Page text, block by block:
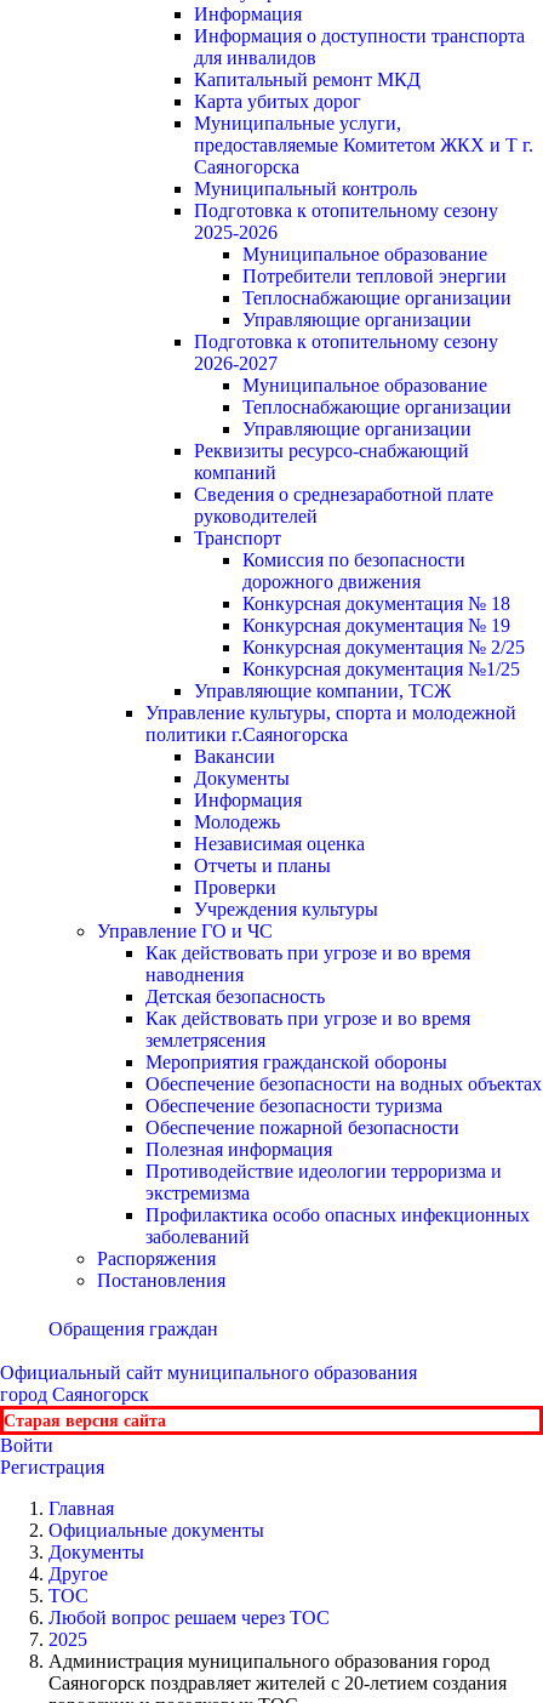
Информация
Информация о доступности транспорта
для инвалидов
Капитальный ремонт МКД
Карта убитых дорог
Муниципальные услуги,
предоставляемые Комитетом ЖКХ и Т г.
Саяногорска
Муниципальный контроль
Подготовка к отопительному сезону
2025-2026
Муниципальное образование
Потребители тепловой энергии
Теплоснабжающие организации
Управляющие организации
Подготовка к отопительному сезону
2026-2027
Муниципальное образование
Теплоснабжающие организации
Управляющие организации
Реквизиты ресурсо-снабжающий
компаний
Сведения о среднезаработной плате
руководителей
Транспорт
Комиссия по безопасности
дорожного движения
Конкурсная документация № 18
Конкурсная документация № 19
Конкурсная документация № 2/25
Конкурсная документация №1/25
Управляющие компании, ТСЖ
Управление культуры, спорта и молодежной
политики г.Саяногорска
Вакансии
Документы
Информация
Молодежь
Независимая оценка
Отчеты и планы
Проверки
Учреждения культуры
Управление ГО и ЧС
Как действовать при угрозе и во время
наводнения
Детская безопасность
Как действовать при угрозе и во время
землетрясения
Мероприятия гражданской обороны
Обеспечение безопасности на водных объектах
Обеспечение безопасности туризма
Обеспечение пожарной безопасности
Полезная информация
Противодействие идеологии терроризма и
экстремизма
Профилактика особо опасных инфекционных
заболеваний
Распоряжения
Постановления
Обращения граждан
Официальный сайт муниципального образования
город Саяногорск
Старая версия сайта
Войти
Регистрация
Главная
Официальные документы
Документы
Другое
ТОС
Любой вопрос решаем через ТОС
2025
Администрация муниципального образования город
Саяногорск поздравляет жителей с 20-летием создания